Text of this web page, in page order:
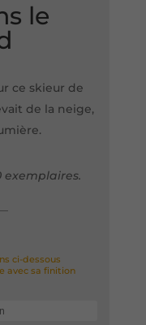
le
ce skieur de
de la neige,
exemplaires.
ci-dessous
avec sa finition